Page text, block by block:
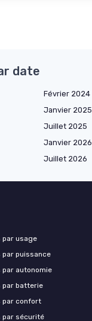
date
Février 2024
Janvier 2025
Juillet 2025
Janvier 2026
Juillet 2026
usage
puissance
autonomie
par batterie
par confort
sécurité